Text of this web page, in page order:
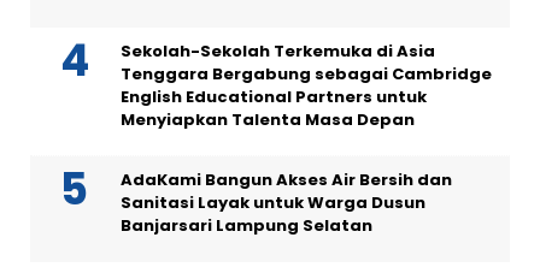
Sekolah-Sekolah Terkemuka di Asia
Tenggara Bergabung sebagai Cambridge
English Educational Partners untuk
Menyiapkan Talenta Masa Depan
AdaKami Bangun Akses Air Bersih dan
Sanitasi Layak untuk Warga Dusun
Banjarsari Lampung Selatan